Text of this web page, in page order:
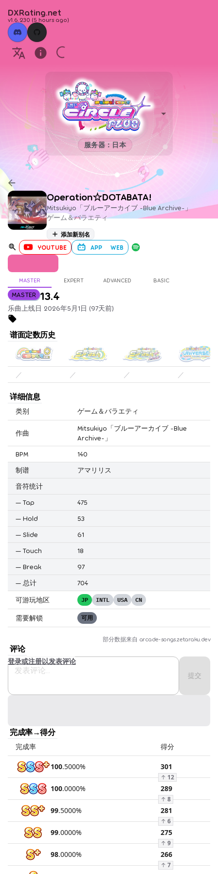
DXRating.net
v1.6.230 (5 hours ago)
服务器：日本
Operation☆DOTABATA!
Mitsukiyo「ブルーアーカイブ -Blue Archive-」
ゲーム＆バラエティ
添加新别名
YOUTUBE APP WEB
MASTER EXPERT ADVANCED BASIC
MASTER 13.4
乐曲上线日 2026年5月1日 (97天前)
谱面定数历史
／ ／ ／ ／
详细信息
类别 ゲーム＆バラエティ
作曲
Mitsukiyo「ブルーアーカイブ -Blue
Archive-」
BPM
140
制谱
アマリリス
音符统计
— Tap
475
— Hold
53
— Slide
61
— Touch
18
— Break
97
— 总计 704
可游玩地区 JP INTL USA CN
需要解锁 可用
部分数据来自 arcade-songs.zetaraku.dev
评论
提交
登录或注册以发表评论
完成率→得分
完成率 得分
100.5000% 301
↑ 12
100.0000% 289
↑ 8
99.5000% 281
↑ 6
99.0000% 275
↑ 9
98.0000% 266
↑ 7